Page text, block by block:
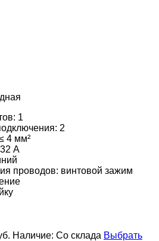
1
2
4 мм²
А
проводов: винтовой зажим
Наличие: Со склада Выбрать